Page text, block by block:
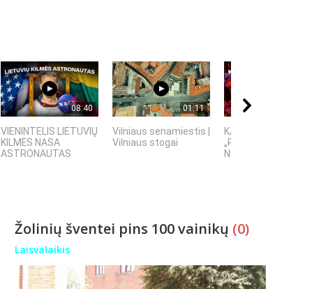
08:40
VIENINTELIS LIETUVIŲ
KILMĖS NASA
ASTRONAUTAS
01:11
Vilniaus senamiestis |
Vilniaus stogai
KAIP KINIJA TAPO
„PASAULIO FABRIKU“:
NUTYLĖTA ISTORIJA
Žolinių šventei pins 100 vainikų (0)
Laisvalaikis